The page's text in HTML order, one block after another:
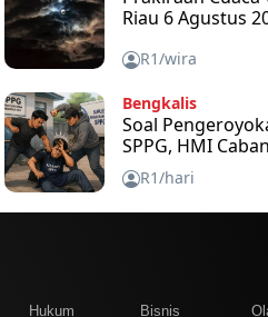
Riau 6 Agustus
R1/wira
Bengkalis
Soal
SPPG, HMI
Bengkalis Kecam
Minta APH Usut
R1/hari
Hukum Bisnis